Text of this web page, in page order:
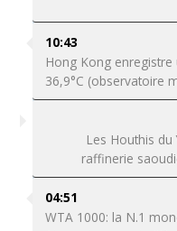
10:43
Hong Kong
36,9°C (observatoire
Les Houthis
raffinerie
04:51
WTA 1000: la N.1